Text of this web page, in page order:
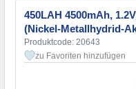
450LAH 4500mAh,
(Nickel-Metallhydrid-
Produktcode: 20643
zu Favoriten hinzufügen